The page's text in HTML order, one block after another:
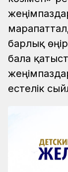
барлық
бала
естелік